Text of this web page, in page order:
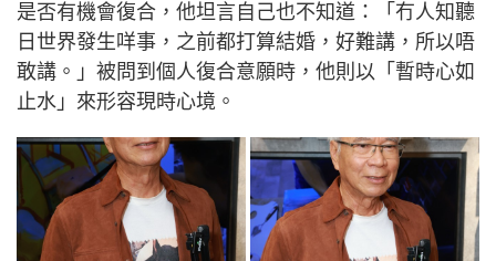
是否有機會復合，他坦言自己也不知道：「冇人知聽
日世界發生咩事，之前都打算結婚，好難講，所以唔
敢講。」被問到個人復合意願時，他則以「暫時心如
止水」來形容現時心境。